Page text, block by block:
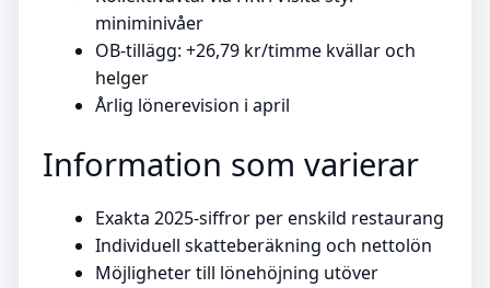
miniminivåer
OB-tillägg: +26,79 kr/timme kvällar och
helger
Årlig lönerevision i april
Information som varierar
Exakta 2025-siffror per enskild restaurang
Individuell skatteberäkning och nettolön
Möjligheter till lönehöjning utöver